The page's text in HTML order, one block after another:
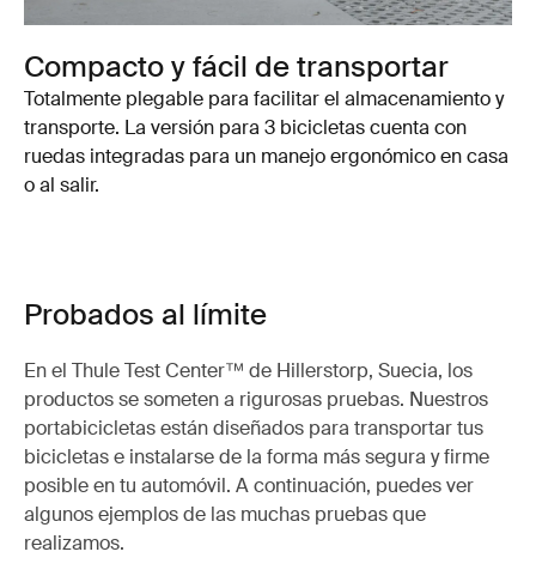
Compacto y fácil de transportar
Totalmente plegable para facilitar el almacenamiento y
transporte. La versión para 3 bicicletas cuenta con
ruedas integradas para un manejo ergonómico en casa
o al salir.
Probados al límite
En el Thule Test Center™ de Hillerstorp, Suecia, los
productos se someten a rigurosas pruebas. Nuestros
portabicicletas están diseñados para transportar tus
bicicletas e instalarse de la forma más segura y firme
posible en tu automóvil. A continuación, puedes ver
algunos ejemplos de las muchas pruebas que
realizamos.